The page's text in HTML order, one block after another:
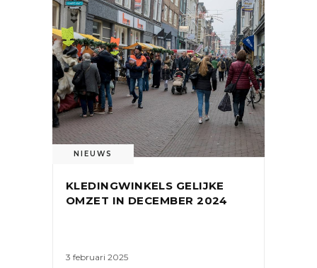
NIEUWS
KLEDINGWINKELS GELIJKE
OMZET IN DECEMBER 2024
3 februari 2025